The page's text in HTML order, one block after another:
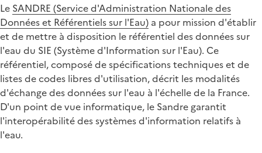
Le SANDRE (Service d'Administration Nationale des
Données et Référentiels sur l'Eau) a pour mission d'établir
et de mettre à disposition le référentiel des données sur
l'eau du SIE (Système d'Information sur l'Eau). Ce
référentiel, composé de spécifications techniques et de
listes de codes libres d'utilisation, décrit les modalités
d'échange des données sur l'eau à l'échelle de la France.
D'un point de vue informatique, le Sandre garantit
l'interopérabilité des systèmes d'information relatifs à
l'eau.